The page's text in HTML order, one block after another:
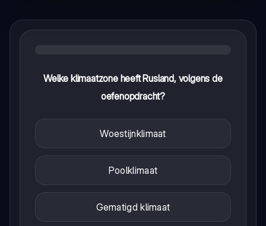
Welke klimaatzone heeft Rusland, volgens de
oefenopdracht?
Woestijnklimaat
Poolklimaat
Gematigd klimaat